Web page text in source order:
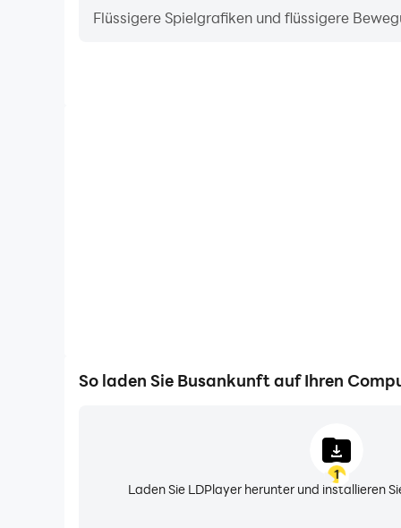
Flüssigere Spielgrafiken und flüssigere
So laden Sie Busankunft auf Ihren
1
Laden Sie LDPlayer herunter und installieren